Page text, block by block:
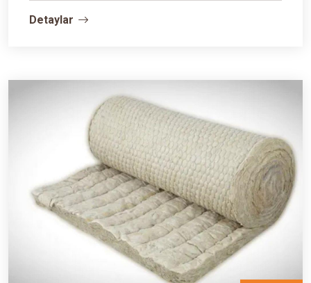
Detaylar